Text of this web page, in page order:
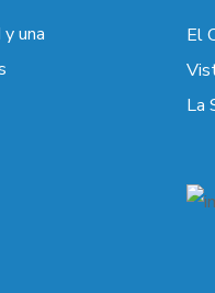
una
El
La